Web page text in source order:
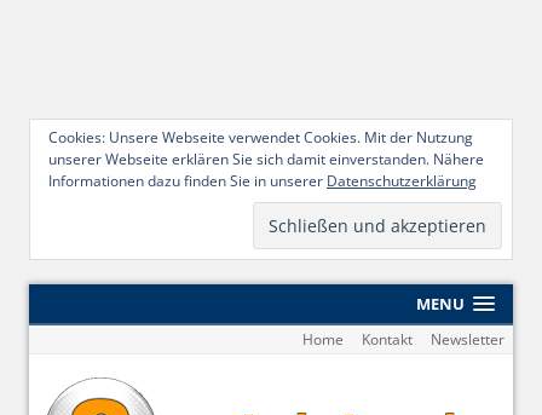
Cookies: Unsere Webseite verwendet Cookies. Mit der Nutzung
unserer Webseite erklären Sie sich damit einverstanden. Nähere
Informationen dazu finden Sie in unserer Datenschutzerklärung
MENU
Home Kontakt Newsletter